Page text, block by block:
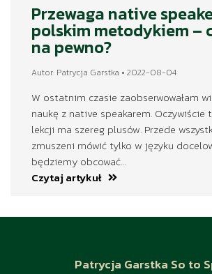
Przewaga native
polskim metodykiem –
na pewno?
Autor: Patrycja Garstka • 2022-08-04
W ostatnim czasie zaobserwowałam
naukę z native speakarem. Oczywiście
lekcji ma szereg plusów. Przede
zmuszeni mówić tylko w języku
będziemy obcować…
Czytaj artykuł
Patrycja Garstka So to